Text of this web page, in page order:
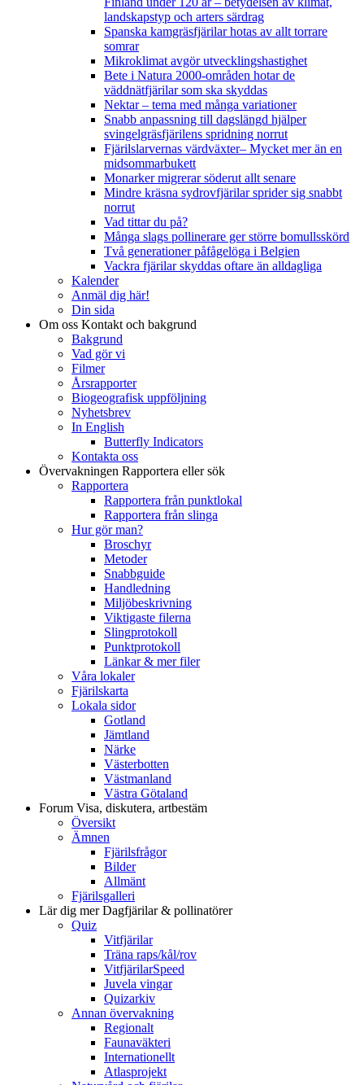
landskapstyp och arters särdrag
Spanska kamgräsfjärilar hotas av allt torrare
somrar
Mikroklimat avgör utvecklingshastighet
Bete i Natura 2000-områden hotar de
väddnätfjärilar som ska skyddas
Nektar – tema med många variationer
Snabb anpassning till dagslängd hjälper
svingelgräsfjärilens spridning norrut
Fjärilslarvernas värdväxter– Mycket mer än en
midsommarbukett
Monarker migrerar söderut allt senare
Mindre kräsna sydrovfjärilar sprider sig snabbt
norrut
Vad tittar du på?
Många slags pollinerare ger större bomullsskörd
Två generationer påfågelöga i Belgien
Vackra fjärilar skyddas oftare än alldagliga
Kalender
Anmäl dig här!
Din sida
Om oss Kontakt och bakgrund
Bakgrund
Vad gör vi
Filmer
Årsrapporter
Biogeografisk uppföljning
Nyhetsbrev
In English
Butterfly Indicators
Kontakta oss
Övervakningen Rapportera eller sök
Rapportera
Rapportera från punktlokal
Rapportera från slinga
Hur gör man?
Broschyr
Metoder
Snabbguide
Handledning
Miljöbeskrivning
Viktigaste filerna
Slingprotokoll
Punktprotokoll
Länkar & mer filer
Våra lokaler
Fjärilskarta
Lokala sidor
Gotland
Jämtland
Närke
Västerbotten
Västmanland
Västra Götaland
Forum Visa, diskutera, artbestäm
Översikt
Ämnen
Fjärilsfrågor
Bilder
Allmänt
Fjärilsgalleri
Lär dig merDagfjärilar & pollinatörer
Quiz
Vitfjärilar
Träna raps/kål/rov
VitfjärilarSpeed
Juvela vingar
Quizarkiv
Annan övervakning
Regionalt
Faunaväkteri
Internationellt
Atlasprojekt